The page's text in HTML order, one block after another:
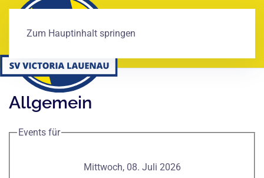
Zum Hauptinhalt springen
Allgemein
Events für
Mittwoch, 08. Juli 2026